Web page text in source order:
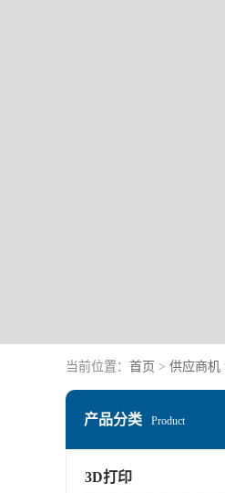
当前位置： 首页 > 供应商机
产品分类 Product
3D打印